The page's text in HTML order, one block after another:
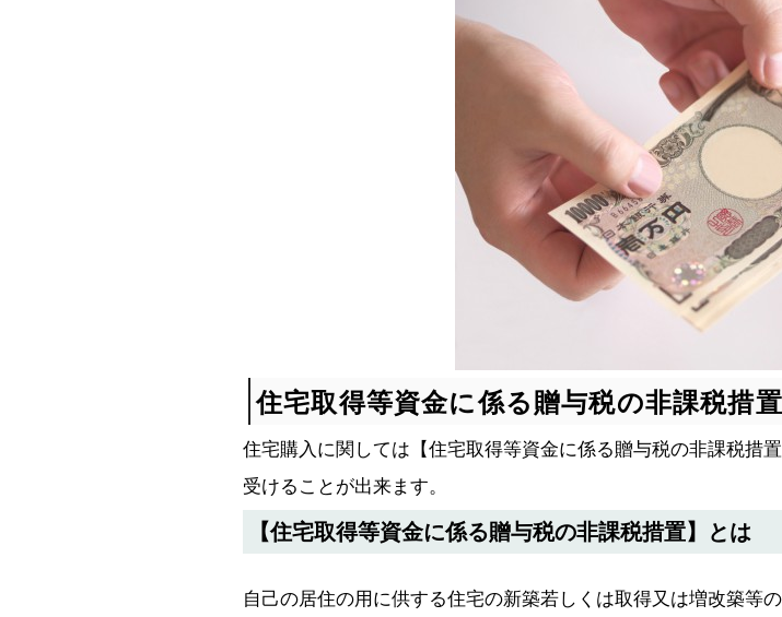
住宅取得等資金に係る贈与税の非課税措置
住宅購入に関しては【住宅取得等資金に係る贈与税の非課税措
受けることが出来ます。
【住宅取得等資金に係る贈与税の非課税措置】とは
自己の居住の用に供する住宅の新築若しくは取得又は増改築等